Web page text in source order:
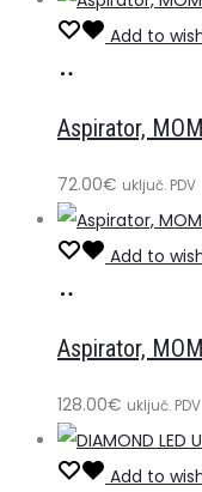
Add to
košaricu
Aspirator,
72.00€ uključ. PDV
Add to
košaricu
Aspirator,
128.00€ uključ. PDV
Add to